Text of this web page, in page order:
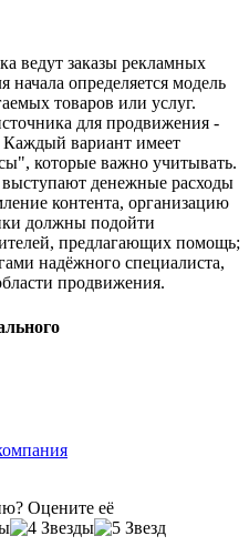
ведут заказы рекламных
начала определяется модель
товаров или услуг.
для продвижения -
Каждый вариант имеет
которые важно учитывать.
денежные расходы
контента, организацию
должны подойти
предлагающих помощь;
надёжного специалиста,
продвижения.
Оцените её